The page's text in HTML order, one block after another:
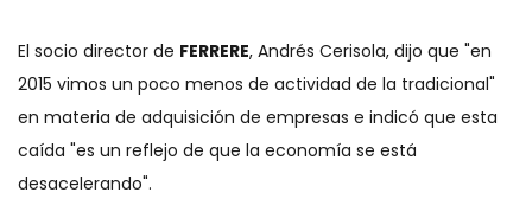
El socio director de FERRERE, Andrés Cerisola, dijo que "en
2015 vimos un poco menos de actividad de la tradicional"
en materia de adquisición de empresas e indicó que esta
caída "es un reflejo de que la economía se está
desacelerando".